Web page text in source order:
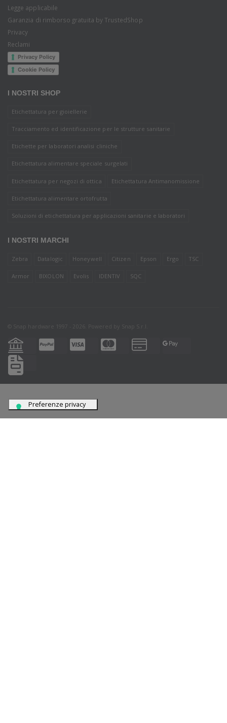
Legge applicabile
Garanzia di rimborso gratuita by TrustedShop
Privacy
Reclami
Privacy Policy
Cookie Policy
I NOSTRI SHOP
Etichettatura per gioiellerie
Tracciamento ed identificazione per le strutture sanitarie
Etichette per laboratori analisi cliniche
Etichettatura alimentare speciale surgelati
Etichettatura per negozi di ottica Etichettatura Antimanomissione
Etichettatura alimentare ortofrutta
Soluzioni di etichettatura per applicazioni sanitarie e laboratori
I NOSTRI MARCHI
Zebra Datalogic Honeywell Citizen Epson Ergo TSC
Armor BIXOLON Evolis IDENTIV SQC
© Snap hardware 1997 - 2026. Powered by Snap S.r.l.